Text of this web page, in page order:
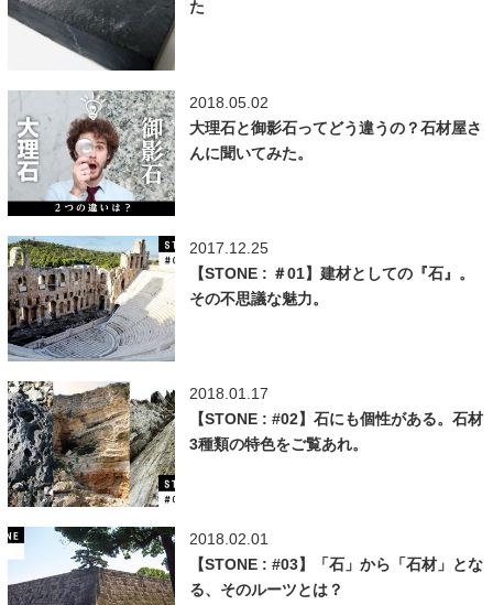
た
2018.05.02
大理石と御影石ってどう違うの？石材屋さ
んに聞いてみた。
2017.12.25
【STONE : ＃01】建材としての『石』。
その不思議な魅力。
2018.01.17
【STONE : #02】石にも個性がある。石材
3種類の特色をご覧あれ。
2018.02.01
【STONE : #03】「石」から「石材」とな
る、そのルーツとは？